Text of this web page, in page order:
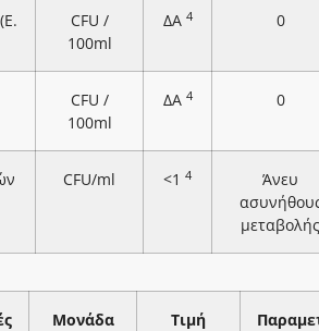
CFU /
100ml
ΔΑ 4 0
CFU /
100ml
ΔΑ 4 0
CFU/ml <1 4
Άνευ
μεταβολής
Μονάδα
Τιμή